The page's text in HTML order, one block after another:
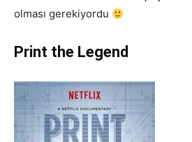
olması gerekiyordu
Print the Legend